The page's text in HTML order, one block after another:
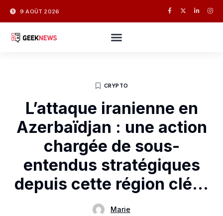
9 AOÛT 2026
CRYPTO
L’attaque iranienne en
Azerbaïdjan : une action
chargée de sous-
entendus stratégiques
depuis cette région clé…
Marie